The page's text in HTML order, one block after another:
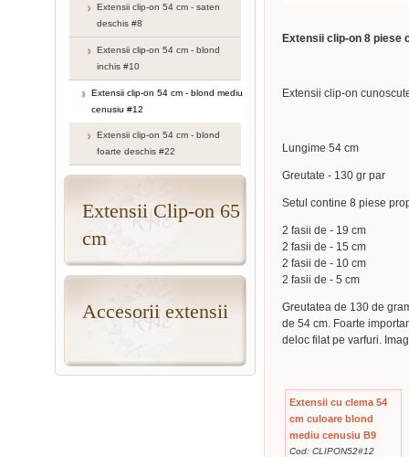
Extensii clip-on 54 cm - saten
deschis #8
Extensii clip-on 54 cm - blond
inchis #10
Extensii clip-on 54 cm - blond mediu
cenusiu #12
Extensii clip-on 54 cm - blond
foarte deschis #22
Extensii Clip-on 65
cm
Accesorii extensii
Extensii clip-on 8 piese
Extensii clip-on
Lungime 54 cm
Greutate - 130 gr par
Setul contine 8 piese
2 fasii de - 19 cm
2 fasii de - 15 cm
2 fasii de - 10 cm
2 fasii de - 5 cm
Greutatea de 130 de
de 54 cm. Foarte
deloc filat pe varfuri.
Extensii cu clema 54
cm culoare blond
mediu cenusiu B9
Cod: CLIPON52#12